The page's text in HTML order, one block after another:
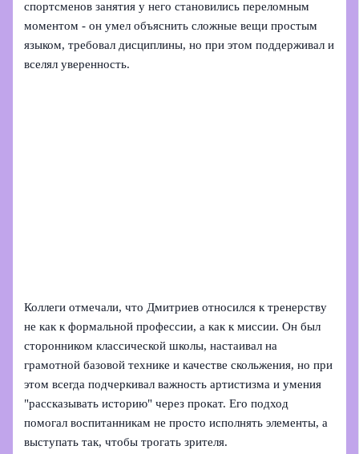
спортсменов занятия у него становились переломным
моментом - он умел объяснить сложные вещи простым
языком, требовал дисциплины, но при этом поддерживал и
вселял уверенность.
Коллеги отмечали, что Дмитриев относился к тренерству
не как к формальной профессии, а как к миссии. Он был
сторонником классической школы, настаивал на
грамотной базовой технике и качестве скольжения, но при
этом всегда подчеркивал важность артистизма и умения
"рассказывать историю" через прокат. Его подход
помогал воспитанникам не просто исполнять элементы, а
выступать так, чтобы трогать зрителя.